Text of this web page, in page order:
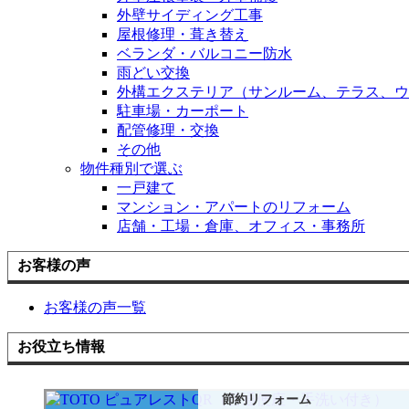
外壁サイディング工事
屋根修理・葺き替え
ベランダ・バルコニー防水
雨どい交換
外構エクステリア（サンルーム、テラス、ウ
駐車場・カーポート
配管修理・交換
その他
物件種別で選ぶ
一戸建て
マンション・アパートのリフォーム
店舗・工場・倉庫、オフィス・事務所
お客様の声
お客様の声一覧
お役立ち情報
節約リフォーム